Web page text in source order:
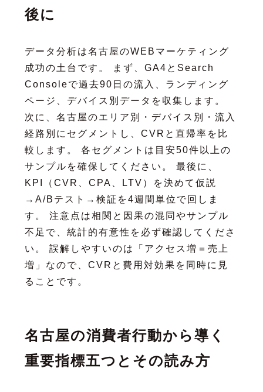
後に
データ分析は名古屋のWEBマーケティング
成功の土台です。 まず、GA4とSearch
Consoleで過去90日の流入、ランディング
ページ、デバイス別データを収集します。
次に、名古屋のエリア別・デバイス別・流入
経路別にセグメントし、CVRと直帰率を比
較します。 各セグメントは目安50件以上の
サンプルを確保してください。 最後に、
KPI（CVR、CPA、LTV）を決めて仮説
→A/Bテスト→検証を4週間単位で回しま
す。 注意点は相関と因果の混同やサンプル
不足で、統計的有意性を必ず確認してくださ
い。 誤解しやすいのは「アクセス増＝売上
増」なので、CVRと費用対効果を同時に見
ることです。
名古屋の消費者行動から導く
重要指標五つとその読み方